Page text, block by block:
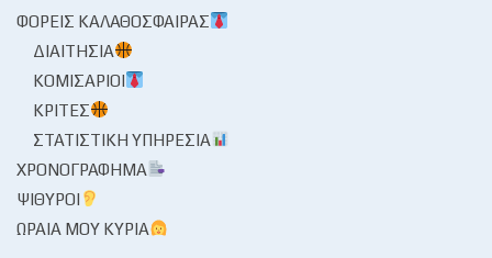
ΦΟΡΕΊΣ ΚΑΛΑΘΌΣΦΑΙΡΑΣ
ΔΙΑΙΤΗΣΊΑ
ΚΟΜΙΣΆΡΙΟΙ
ΚΡΙΤΈΣ
ΣΤΑΤΙΣΤΙΚΉ ΥΠΗΡΕΣΊΑ
ΧΡΟΝΟΓΡΆΦΗΜΑ
ΨΊΘΥΡΟΙ
ΩΡΑΊΑ ΜΟΥ ΚΥΡΊΑ